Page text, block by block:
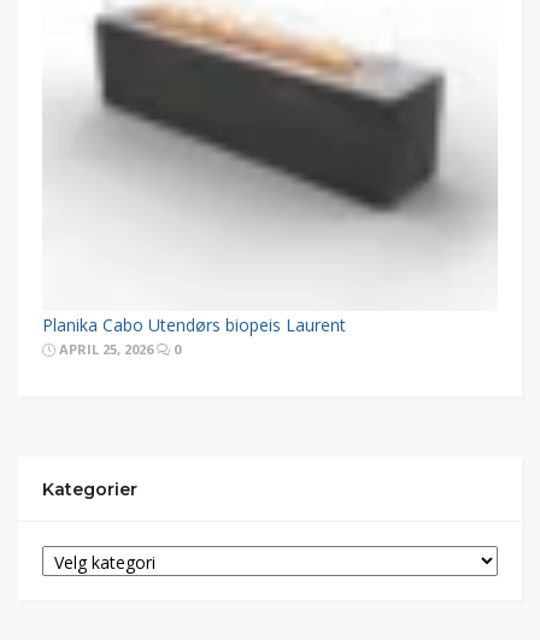
Planika Cabo Utendørs biopeis Laurent
APRIL 25, 2026 0
Kategorier